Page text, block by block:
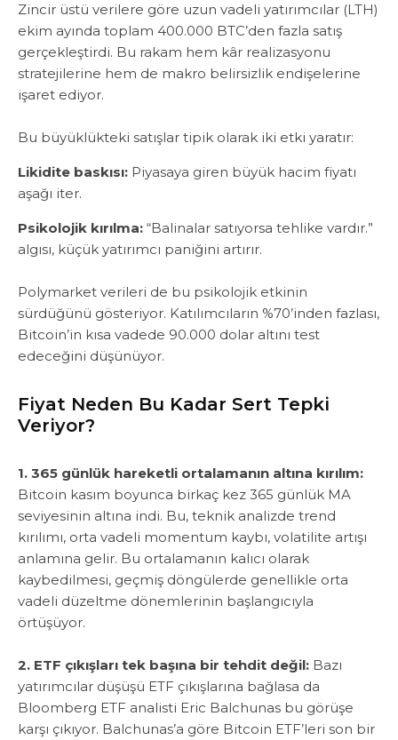
Zincir üstü verilere göre uzun vadeli yatırımcılar (LTH)
ekim ayında toplam 400.000 BTC’den fazla satış
gerçekleştirdi. Bu rakam ‎hem kâr realizasyonu
stratejilerine ‎hem de makro belirsizlik endişelerine
işaret ediyor.
‎Bu büyüklükteki satışlar tipik olarak iki etki yaratır:
Likidite baskısı: Piyasaya giren büyük hacim fiyatı
aşağı iter.
Psikolojik kırılma: “Balinalar satıyorsa tehlike vardır.”
algısı, küçük yatırımcı paniğini artırır.
‎Polymarket verileri de bu psikolojik etkinin
sürdüğünü gösteriyor. Katılımcıların %70’inden fazlası,
Bitcoin’in kısa vadede 90.000 dolar altını test
edeceğini düşünüyor.
Fiyat Neden Bu Kadar Sert Tepki
Veriyor?
1. 365 günlük hareketli ortalamanın altına kırılım:
Bitcoin kasım boyunca birkaç kez 365 günlük MA
seviyesinin altına indi. Bu, teknik analizde trend
kırılımı, orta vadeli momentum kaybı, volatilite artışı
anlamına gelir. Bu ortalamanın kalıcı olarak
kaybedilmesi, geçmiş döngülerde genellikle orta
vadeli düzeltme dönemlerinin başlangıcıyla
örtüşüyor.
2. ETF çıkışları tek başına bir tehdit değil: Bazı
yatırımcılar düşüşü ETF çıkışlarına bağlasa da
Bloomberg ETF analisti Eric Balchunas bu görüşe
karşı çıkıyor. Balchunas’a göre Bitcoin ETF’leri son bir